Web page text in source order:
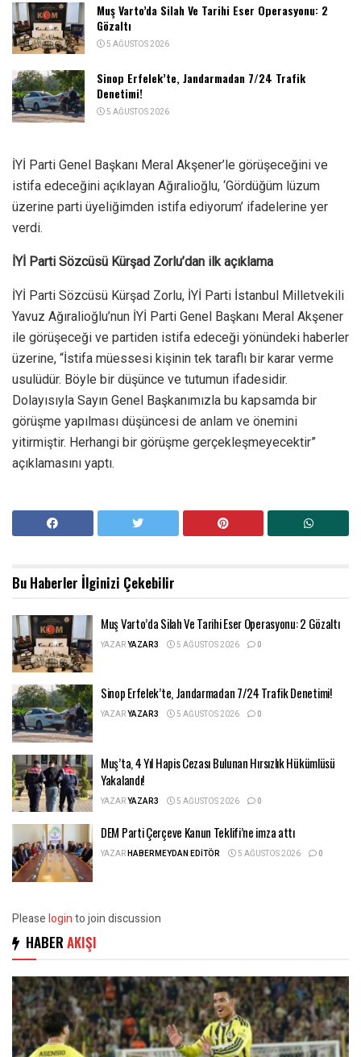
Muş Varto’da Silah Ve Tarihi Eser Operasyonu: 2
Gözaltı
5 AĞUSTOS 2026
Sinop Erfelek’te, Jandarmadan 7/24 Trafik
Denetimi!
5 AĞUSTOS 2026
İYİ Parti Genel Başkanı Meral Akşener’le görüşeceğini ve
istifa edeceğini açıklayan Ağıralioğlu, ‘Gördüğüm lüzum
üzerine parti üyeliğimden istifa ediyorum’ ifadelerine yer
verdi.
İYİ Parti Sözcüsü Kürşad Zorlu’dan ilk açıklama
İYİ Parti Sözcüsü Kürşad Zorlu, İYİ Parti İstanbul Milletvekili
Yavuz Ağıralioğlu’nun İYİ Parti Genel Başkanı Meral Akşener
ile görüşeceği ve partiden istifa edeceği yönündeki haberler
üzerine, “İstifa müessesi kişinin tek taraflı bir karar verme
usulüdür. Böyle bir düşünce ve tutumun ifadesidir.
Dolayısıyla Sayın Genel Başkanımızla bu kapsamda bir
görüşme yapılması düşüncesi de anlam ve önemini
yitirmiştir. Herhangi bir görüşme gerçekleşmeyecektir”
açıklamasını yaptı.
Bu Haberler İlginizi Çekebilir
Muş Varto’da Silah Ve Tarihi Eser Operasyonu: 2 Gözaltı
YAZARYAZAR3 5 AĞUSTOS 2026 0
Sinop Erfelek’te, Jandarmadan 7/24 Trafik Denetimi!
YAZARYAZAR3 5 AĞUSTOS 2026 0
Muş’ta, 4 Yıl Hapis Cezası Bulunan Hırsızlık Hükümlüsü
Yakalandı!
YAZARYAZAR3 5 AĞUSTOS 2026 0
DEM Parti Çerçeve Kanun Teklifi’ne imza attı
YAZARHABERMEYDAN EDITÖR 5 AĞUSTOS 2026 0
Pleaseloginto join discussion
HABER AKIŞI